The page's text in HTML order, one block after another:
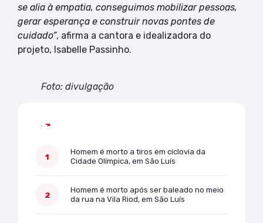
se alia à empatia, conseguimos mobilizar pessoas,
gerar esperança e construir novas pontes de
cuidado”, afirma a cantora e idealizadora do
projeto, Isabelle Passinho.
Foto: divulgação
Homem é morto a tiros em ciclovia da
Cidade Olímpica, em São Luís
Homem é morto após ser baleado no meio
da rua na Vila Riod, em São Luís